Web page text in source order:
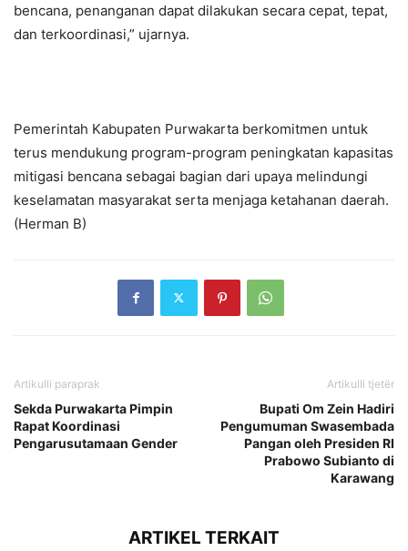
bencana, penanganan dapat dilakukan secara cepat, tepat,
dan terkoordinasi,” ujarnya.
Pemerintah Kabupaten Purwakarta berkomitmen untuk
terus mendukung program-program peningkatan kapasitas
mitigasi bencana sebagai bagian dari upaya melindungi
keselamatan masyarakat serta menjaga ketahanan daerah.
(Herman B)
Artikulli paraprak
Sekda Purwakarta Pimpin
Rapat Koordinasi
Pengarusutamaan Gender
Artikulli tjetër
Bupati Om Zein Hadiri
Pengumuman Swasembada
Pangan oleh Presiden RI
Prabowo Subianto di
Karawang
ARTIKEL TERKAIT